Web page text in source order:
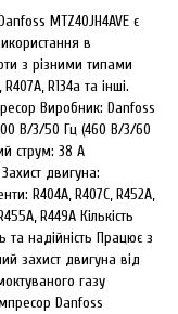
MTZ40JH4AVE є
в
з різними типами
R134a та інші.
Виробник: Danfoss
В/3/50 Гц (460 В/3/60
струм: 38 А
двигуна:
R404A, R407C, R452A,
R449A Кількість
та надійність Працює з
захист двигуна від
газу
Danfoss